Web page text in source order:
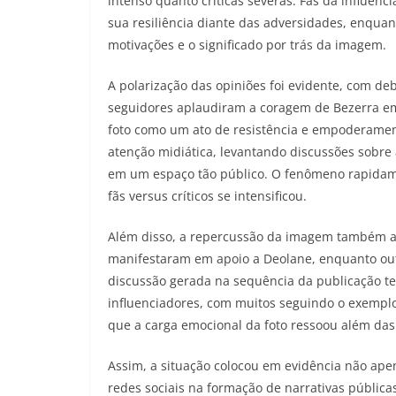
sua resiliência diante das adversidades,
motivações e o significado por trás da imagem.
A polarização das opiniões foi evidente, com
seguidores aplaudiram a coragem de Bezerra
foto como um ato de resistência e
atenção midiática, levantando discussões
em um espaço tão público. O fenômeno
fãs versus críticos se intensificou.
Além disso, a repercussão da imagem
manifestaram em apoio a Deolane, enquanto
discussão gerada na sequência da publicação
influenciadores, com muitos seguindo o
que a carga emocional da foto ressoou além
Assim, a situação colocou em evidência não
redes sociais na formação de narrativas